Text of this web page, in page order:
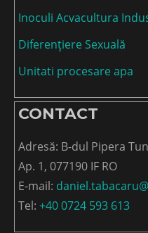
Inoculi Acvacultura
Diferențiere Sexuală
Unitati procesare apa
CONTACT
Adresă: B-dul Pipera
Ap. 1, 077190 IF RO
E-mail:
Tel: +40 0724 593 613